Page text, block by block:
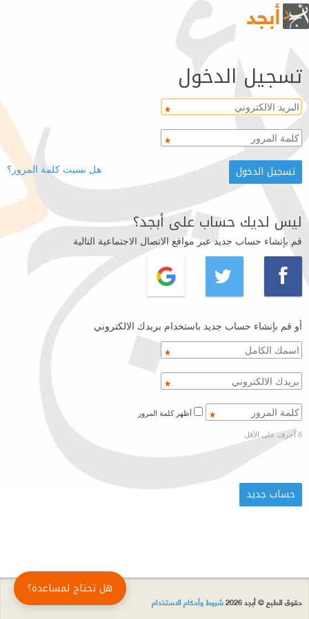
تسجيل الدخول
هل نسيت كلمة المرور؟
ليس لديك حساب على أبجد؟
قم بإنشاء حساب جديد عبر مواقع الاتصال الاجتماعية التالية
أو قم بإنشاء حساب جديد باستخدام بريدك الالكتروني
6 أحرف على الأقل
حقوق الطبع © أبجد 2026 شروط وأحكام الاستخدام
هل تحتاج لمساعدة؟